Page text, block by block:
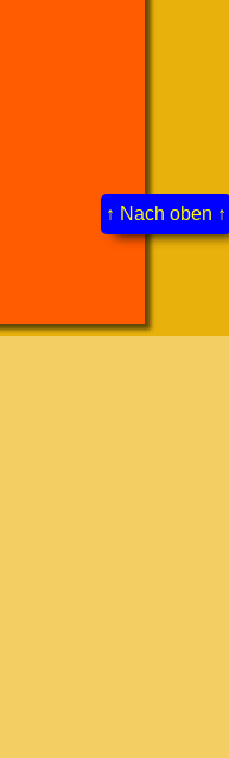
↑ Nach oben ↑